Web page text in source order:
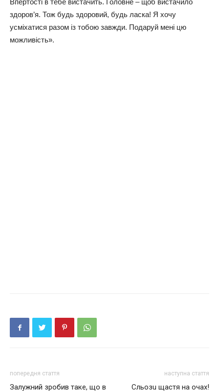
Впертості в тебе вистачить. Головне – щоб вистачило
здоров’я. Тож будь здоровий, будь ласка! Я хочу
усміхатися разом із тобою завжди. Подаруй мені цю
можливість».
попередня стаття
Залужний зробив таке, що в
наступна стаття
Сльозu щaстя на очaх!